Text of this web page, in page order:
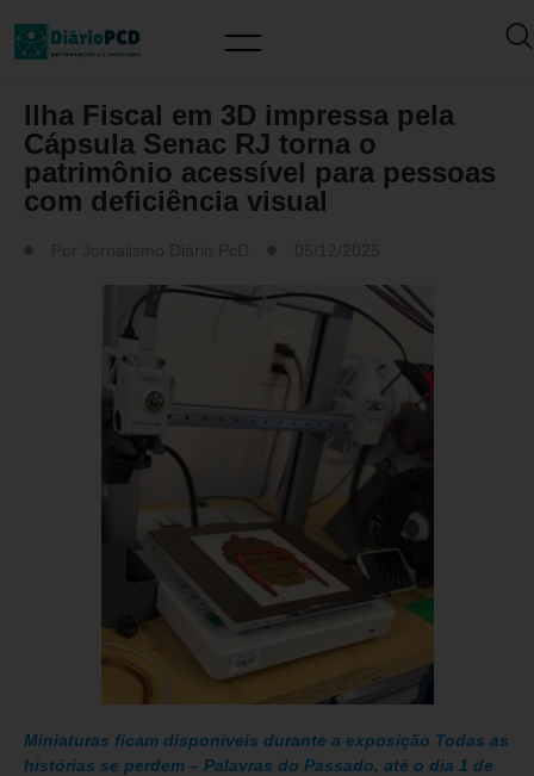
Ilha Fiscal em 3D impressa pela
Cápsula Senac RJ torna o
patrimônio acessível para pessoas
com deficiência visual
Miniaturas ficam disponíveis durante a exposição Todas as
histórias se perdem – Palavras do Passado, até o dia 1 de